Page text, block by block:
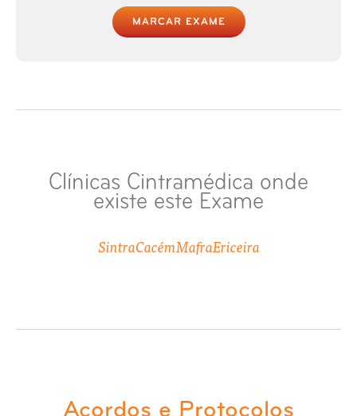
Raio-X Esqueleto
Raio-X Faringe e Laringe
Raio-X Idade Óssea Punho
MARCAR EXAME
Clínicas Cintramédica onde
existe este Exame
SintraCacémMafraEriceira
Acordos e Protocolos